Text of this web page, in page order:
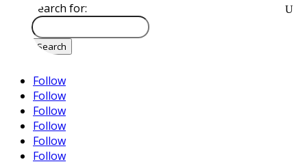
Search for:
Follow
Follow
Follow
Follow
Follow
Follow